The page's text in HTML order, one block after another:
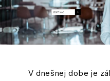
V dnešnej dobe je